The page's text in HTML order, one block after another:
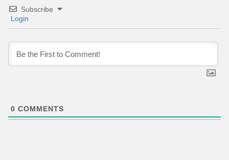
Subscribe
Login
0 COMMENTS